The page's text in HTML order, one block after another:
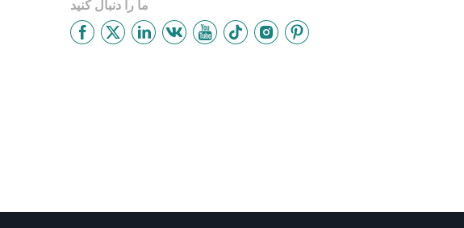
ما را دنبال کنید